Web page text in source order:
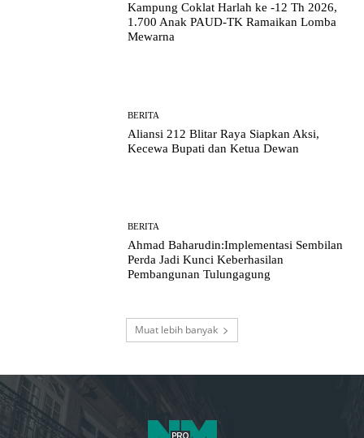
Kampung Coklat Harlah ke -12 Th 2026,
1.700 Anak PAUD-TK Ramaikan Lomba
Mewarna
BERITA
Aliansi 212 Blitar Raya Siapkan Aksi,
Kecewa Bupati dan Ketua Dewan
BERITA
Ahmad Baharudin:Implementasi Sembilan
Perda Jadi Kunci Keberhasilan
Pembangunan Tulungagung
Muat lebih banyak